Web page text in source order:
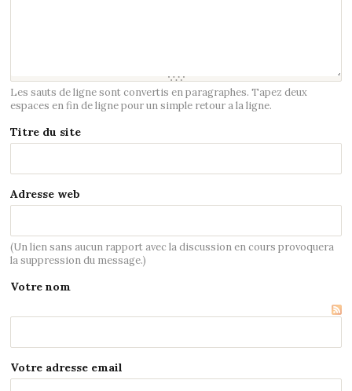
Les sauts de ligne sont convertis en paragraphes. Tapez deux
espaces en fin de ligne pour un simple retour a la ligne.
Titre du site
Adresse web
(Un lien sans aucun rapport avec la discussion en cours provoquera
la suppression du message.)
Votre nom
Votre adresse email